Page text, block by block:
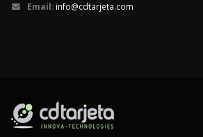
Email: info@cdtarjeta.com